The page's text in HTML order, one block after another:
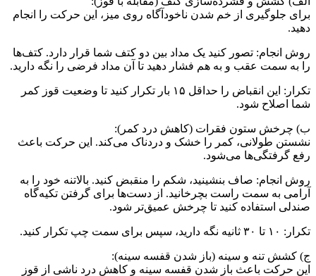
برای جلوگیری از خم شدن ناخودآگاه روی میز، این حرکت را انجام
دهید.
روش انجام: تصور کنید یک مداد بین دو کتف شما قرار دارد. کتف‌ها
را به سمت عقب و به هم فشار دهید تا آن مداد فرضی را نگه دارید.
تکرار: این انقباض را حداقل ۱۵ بار تکرار کنید تا وضعیت قوز کمر
شما اصلاح شود.
ب) چرخش ستون فقرات (کاهش درد کمر):
نشستن طولانی، کمر را خشک و دردناک می‌کند. این حرکت باعث
رفع گرفتگی‌ها می‌شود.
روش انجام: صاف بنشینید، شکم را منقبض کنید. بالاتنه خود را به
آرامی به سمت راست بچرخانید. از دست‌ها برای گرفتن تکیه‌گاه
صندلی استفاده کنید تا چرخش عمیق‌تر شود.
تکرار: ۱۰ تا ۳۰ ثانیه نگه دارید، سپس برای سمت چپ تکرار کنید.
ج) کشش تنه و سینه (باز شدن قفسه سینه):
این حرکت باعث باز شدن قفسه سینه و کاهش درد ناشی از قوز